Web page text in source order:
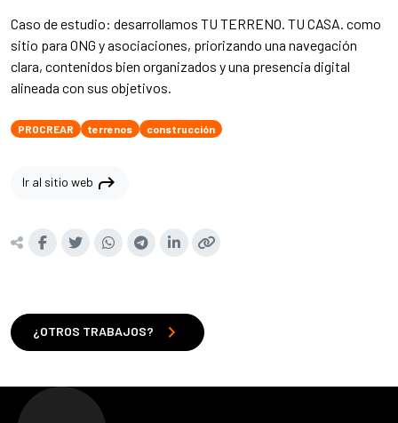
Caso de estudio: desarrollamos TU TERRENO. TU CASA. como
sitio para ONG y asociaciones, priorizando una navegación
clara, contenidos bien organizados y una presencia digital
alineada con sus objetivos.
PROCREAR terrenos construcción
Ir al sitio web shortcut
¿OTROS TRABAJOS? chevron_right